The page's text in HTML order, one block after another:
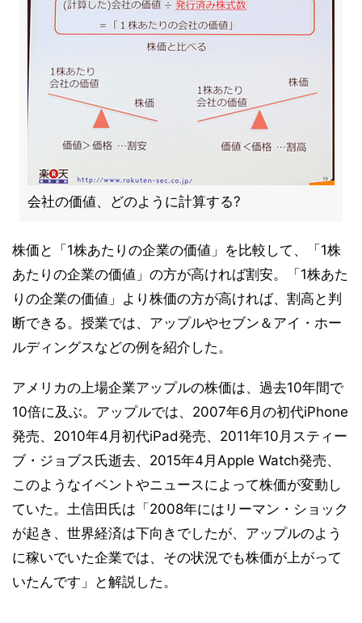
会社の価値、どのように計算する?
株価と「1株あたりの企業の価値」を比較して、「1株
あたりの企業の価値」の方が高ければ割安。「1株あた
りの企業の価値」より株価の方が高ければ、割高と判
断できる。授業では、アップルやセブン＆アイ・ホー
ルディングスなどの例を紹介した。
アメリカの上場企業アップルの株価は、過去10年間で
10倍に及ぶ。アップルでは、2007年6月の初代iPhone
発売、2010年4月初代iPad発売、2011年10月スティー
ブ・ジョブス氏逝去、2015年4月Apple Watch発売、
このようなイベントやニュースによって株価が変動し
ていた。土信田氏は「2008年にはリーマン・ショック
が起き、世界経済は下向きでしたが、アップルのよう
に稼いでいた企業では、その状況でも株価が上がって
いたんです」と解説した。